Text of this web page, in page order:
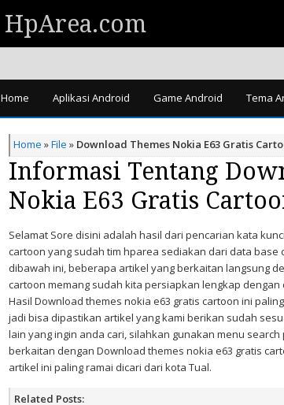
HpArea.com
Home Aplikasi Android Game Android Tema
Home »File » Download Themes Nokia E63 Gratis
Informasi Tentang
Nokia E63 Gratis
Selamat Sore disini adalah hasil dari pencarian kata
cartoon yang sudah tim hparea sediakan dari data base
dibawah ini, beberapa artikel yang berkaitan langsung
cartoon memang sudah kita persiapkan lengkap dengan
Hasil Download themes nokia e63 gratis cartoon ini
jadi bisa dipastikan artikel yang kami berikan sudah
lain yang ingin anda cari, silahkan gunakan menu
berkaitan dengan Download themes nokia e63 gratis
artikel ini paling ramai dicari dari kota Tual.
Related Posts: